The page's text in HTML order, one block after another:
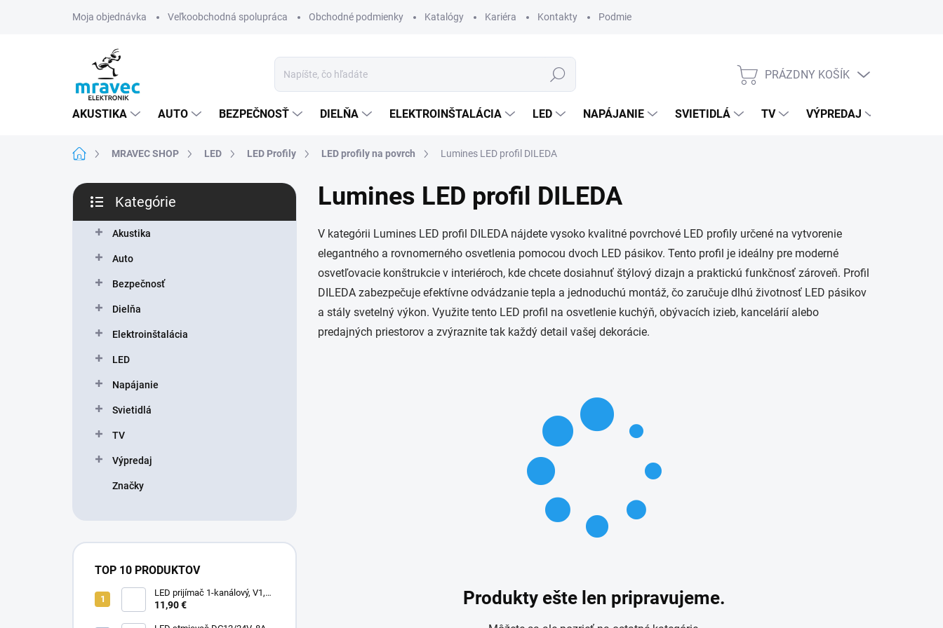
Moja objednávka Veľkoobchodná spolupráca Obchodné podmienky Katalógy Kariéra Kontakty Podmienky ochrany osobných údajov
Hľadať
NÁKUPNÝ
PRÁZDNY KOŠÍK
AKUSTIKA AUTO BEZPEČNOSŤ DIELŇA ELEKTROINŠTALÁCIA LED NAPÁJANIE SVIETIDLÁ TV VÝPREDAJ
DomovMRAVEC SHOP LED LED Profily LED profily na povrch Lumines LED profil DILEDA
B
č
kategórie
Kategórie
Akustika
Auto
Bezpečnosť
Dielňa
Elektroinštalácia
LED
Napájanie
Svietidlá
TV
Výpredaj
Značky
TOP 10 PRODUKTOV
LED prijímač 1-kanálový, V1,
5-36V, 8A, 40-288W
11,90 €
Lumines LED profil DILEDA
V kategórii Lumines LED profil DILEDA nájdete vysoko kvalitné povrchové LED profily určené na vytvorenie
elegantného a rovnomerného osvetlenia pomocou dvoch LED pásikov. Tento profil je ideálny pre moderné
osvetľovacie konštrukcie v interiéroch, kde chcete dosiahnuť štýlový dizajn a praktickú funkčnosť zároveň. Profil
DILEDA zabezpečuje efektívne odvádzanie tepla a jednoduchú montáž, čo zaručuje dlhú životnosť LED pásikov
a stály svetelný výkon. Využite tento LED profil na osvetlenie kuchýň, obývacích izieb, kancelárií alebo
predajných priestorov a zvýraznite tak každý detail vašej dekorácie.
Produkty ešte len pripravujeme.